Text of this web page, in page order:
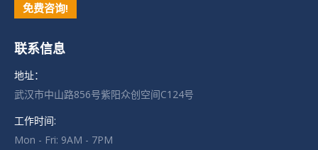
免费咨询!
联系信息
地址：
武汉市中山路856号紫阳众创空间C124号
工作时间:
Mon - Fri: 9AM - 7PM